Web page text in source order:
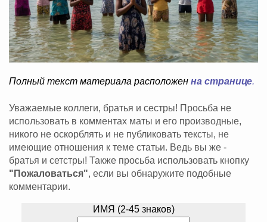
Полный текст материала расположен на странице.
Уважаемые коллеги, братья и сестры! Просьба не
использовать в комментах маты и его производные,
никого не оскорблять и не публиковать тексты, не
имеющие отношения к теме статьи. Ведь вы же -
братья и сетстры! Также просьба использовать кнопку
"Пожаловаться", если вы обнаружите подобные
комментарии.
ИМЯ (2-45 знаков)